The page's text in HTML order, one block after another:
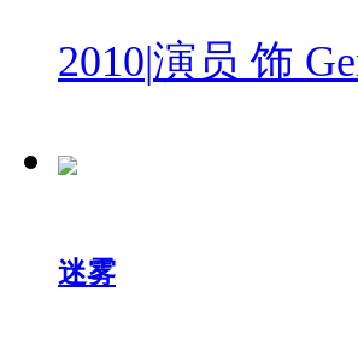
2010|演员 饰
迷雾